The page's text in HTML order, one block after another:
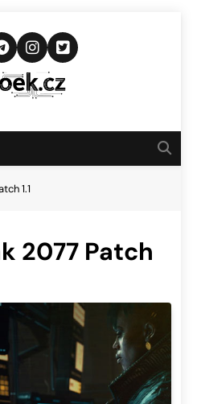
Novinkám
1.1
2077 Patch